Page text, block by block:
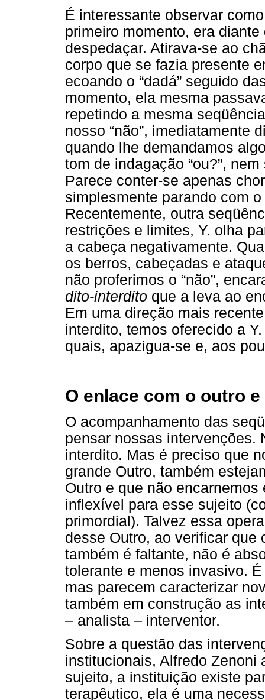
É interessante observar
primeiro momento, era diante
despedaçar. Atirava-se ao
corpo que se fazia presente
ecoando o “dadá” seguido
momento, ela mesma
repetindo a mesma
nosso “não”, imediatamente
quando lhe demandamos
tom de indagação “ou?”,
Parece conter-se apenas
simplesmente parando com
Recentemente, outra
restrições e limites, Y. olha
a cabeça negativamente.
os berros, cabeçadas e
não proferimos o “não”,
dito-interdito que a leva ao
Em uma direção mais
interdito, temos oferecido a
quais, apazigua-se e, aos
O enlace com o outro
O acompanhamento das
pensar nossas intervenções.
interdito. Mas é preciso que
grande Outro, também
Outro e que não
inflexível para esse sujeito
primordial). Talvez essa
desse Outro, ao verificar que
também é faltante, não é
tolerante e menos invasivo.
mas parecem caracterizar
também em construção as
– analista – interventor.
Sobre a questão das
institucionais, Alfredo Zenoni
sujeito, a instituição existe
terapêutico, ela é uma